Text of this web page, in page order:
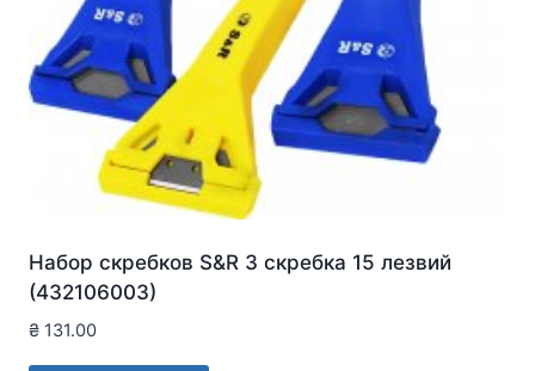
Набор скребков S&R 3 скребка 15 лезвий
(432106003)
₴ 131.00